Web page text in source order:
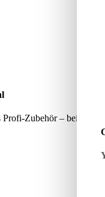
Zubehör – bei uns